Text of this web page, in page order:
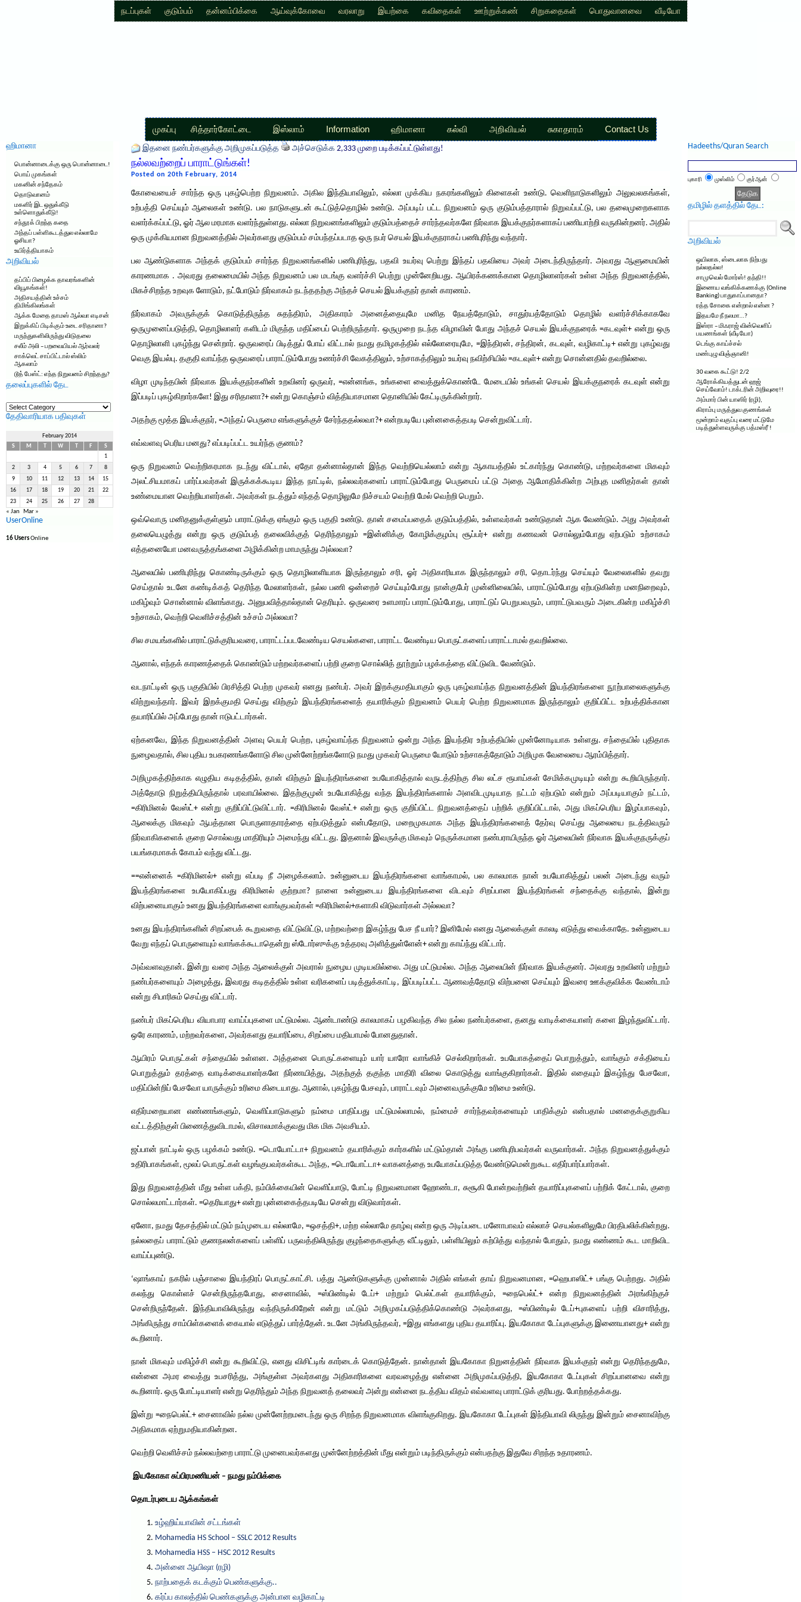
நடப்புகள் குடும்பம் தன்னம்பிக்கை ஆய்வுக்கோவை வரலாறு இயற்கை கவிதைகள் ஊற்றுக்கண் சிறுகதைகள் பொதுவானவை வீடியோ
முகப்பு சித்தார்கோட்டை இஸ்லாம் Information ஹிமானா கல்வி அறிவியல் சுகாதாரம் Contact Us
ஹிமானா
பொன்னாடைக்கு ஒரு பொன்னாடை!
பொய் முகங்கள்
மகனின் சந்தேகம்
தொடுவானம்
மகளிர் இட ஒதுக்கீடு
உள்ளொதுக்கீடு!
சந்தூக் பிறந்த கதை
அந்தப் பள்ளிகூடத்துல எல்லாமே
ஓசியா?
உயிர்த்தியாகம்
அறிவியல்
தப்பிப் பிழைக்க தாவரங்களின்
வியூகங்கள்!
அதிசயத்தின் உச்சம்
திமிங்கிலங்கள்
ஆக்க மேதை தாமஸ் ஆல்வா எடிசன்
இறுக்கிப் பிடிக்கும் உடை சரிதானா?
மருந்துகளிலிருந்து விடுதலை
சலீம் அலி – பறவையியல் ஆர்வலர்
சாக்லெட் சாப்பிட்டால் ஸ்லிம்
ஆகலாம்
டூத் பேஸ்ட்: எந்த நிறுவனம் சிறந்தது?
தலைப்புகளில் தேட
தலைப்புகளில்
தேட
தேதிவாரியாக பதிவுகள்
February 2014
S
M W F
S
1
2 3 4 5 6 7 8
9 10 11 12 13 14 15
16 17 18 19 20 21 22
23 24 25 26 27 28
« Jan Mar »
UserOnline
16 UsersOnline
இதனை நண்பர்களுக்கு அறிமுகப்படுத்த அச்செடுக்க 2,333 முறை படிக்கப்பட்டுள்ளது!
நல்லவற்றைப் பாராட்டுங்கள்!
Posted on 20th February, 2014
கோவையைச் சார்ந்த ஒரு புகழ்பெற்ற நிறுவனம். அகில இந்தியாவிலும், எல்லா முக்கிய நகரங்களிலும் கிளைகள் உண்டு. வெளிநாடுகளிலும் அலுவலகங்கள்,
உற்பத்தி செய்யும் ஆலைகள் உண்டு. பல நாடுகளுடன் கூட்டுத்தொழில் உண்டு. அப்படிப் பட்ட நிறுவனம் ஒரு குடும்பத்தாரால் நிறுவப்பட்டு, பல தலைமுறைகளாக
வளர்க்கப்பட்டு, ஓர் ஆல மரமாக வளர்ந்துள்ளது. எல்லா நிறுவனங்களிலும் குடும்பத்தைச் சார்ந்தவர்களே நிர்வாக இயக்குநர்களாகப் பணியாற்றி வருகின்றனர். அதில்
ஒரு முக்கியமான நிறுவனத்தில் அவர்களது குடும்பம் சம்பந்தப்படாத ஒரு நபர் செயல் இயக்குநராகப் பணிபுரிந்து வந்தார்.
பல ஆண்டுகளாக அந்தக் குடும்பம் சார்ந்த நிறுவனங்களில் பணிபுரிந்து, பதவி உயர்வு பெற்று இந்தப் பதவியை அவர் அடைந்திருந்தார். அவரது ஆளுமையின்
காரணமாக . அவரது தலைமையில் அந்த நிறுவனம் பல மடங்கு வளர்ச்சி பெற்று முன்னேறியது. ஆயிரக்கணக்கான தொழிலாளர்கள் உள்ள அந்த நிறுவனத்தில்,
மிகச்சிறந்த உறவுக ளோடும், நட்போடும் நிர்வாகம் நடந்ததற்கு அந்தச் செயல் இயக்குநர் தான் காரணம்.
நிர்வாகம் அவருக்குக் கொடுத்திருந்த சுதந்திரம், அதிகாரம் அனைத்தையுமே மனித நேயத்தோடும், சாதுர்யத்தோடும் தொழில் வளர்ச்சிக்காகவே
ஒருமுனைப்படுத்தி, தொழிலாளர் களிடம் மிகுந்த மதிப்பைப் பெற்றிருந்தார். ஒருமுறை நடந்த விழாவின் போது அந்தச் செயல் இயக்குநரைக் =கடவுள்+ என்று ஒரு
தொழிலாளி புகழ்ந்து சென்றார். ஒருவரைப் பிடித்துப் போய் விட்டால் நமது தமிழகத்தில் எல்லோரையுமே, =இந்திரன், சந்திரன், கடவுள், வழிகாட்டி+ என்று புகழ்வது
வெகு இயல்பு. தகுதி வாய்ந்த ஒருவரைப் பாராட்டும்போது உணர்ச்சி வேகத்திலும், உற்சாகத்திலும் உயர்வு நவிற்சியில் =கடவுள்+ என்று சொன்னதில் தவறில்லை.
விழா முடிந்தபின் நிர்வாக இயக்குநர்களின் உறவினர் ஒருவர், =என்னங்க, உங்களை வைத்துக்கொண்டே மேடையில் உங்கள் செயல் இயக்குநரைக் கடவுள் என்று
இப்படிப் புகழ்கிறார்களே! இது சரிதானா?+ என்று கொஞ்சம் வித்தியாசமான தொனியில் கேட்டிருக்கின்றார்.
அதற்கு மூத்த இயக்குநர், =அந்தப் பெருமை எங்களுக்குச் சேர்ந்ததல்லவா?+ என்றபடியே புன்னகைத்தபடி சென்றுவிட்டார்.
எவ்வளவு பெரிய மனது? எப்படிப்பட்ட உயர்ந்த குணம்?
ஒரு நிறுவனம் வெற்றிகரமாக நடந்து விட்டால், ஏதோ தன்னால்தான் இந்த வெற்றியெல்லாம் என்று ஆகாயத்தில் உட்கார்ந்து கொண்டு, மற்றவர்களை மிகவும்
அலட்சியமாகப் பார்ப்பவர்கள் இருக்கக்கூடிய இந்த நாட்டில், நல்லவர்களைப் பாராட்டும்போது பெருமைப் பட்டு அதை ஆமோதிக்கின்ற அற்புத மனிதர்கள் தான்
உண்மையான வெற்றியாளர்கள். அவர்கள் நடத்தும் எந்தத் தொழிலுமே நிச்சயம் வெற்றி மேல் வெற்றி பெறும்.
ஒவ்வொரு மனிதனுக்குள்ளும் பாராட்டுக்கு ஏங்கும் ஒரு பகுதி உண்டு. தான் சமைப்பதைக் குடும்பத்தில், உள்ளவர்கள் உண்டுதான் ஆக வேண்டும். அது அவர்கள்
தலையெழுத்து என்று ஒரு குடும்பத் தலைவிக்குத் தெரிந்தாலும் =இன்னிக்கு கோழிக்குழம்பு சூப்பர்+ என்று கணவன் சொல்லும்போது ஏற்படும் உற்சாகம்
எத்தனையோ மனவருத்தங்களை அழிக்கின்ற மாமருந்து அல்லவா?
ஆலையில் பணிபுரிந்து கொண்டிருக்கும் ஒரு தொழிலாளியாக இருந்தாலும் சரி, ஓர் அதிகாரியாக இருந்தாலும் சரி, தொடர்ந்து செய்யும் வேலைகளில் தவறு
செய்தால் உடனே கண்டிக்கத் தெரிந்த மேலாளர்கள், நல்ல பணி ஒன்றைச் செய்யும்போது நான்குபேர் முன்னிலையில், பாராட்டும்போது ஏற்படுகின்ற மனநிறைவும்,
மகிழ்வும் சொன்னால் விளங்காது. அனுபவித்தால்தான் தெரியும். ஒருவரை உளமாரப் பாராட்டும்போது, பாராட்டுப் பெறுபவரும், பாராட்டுபவரும் அடைகின்ற மகிழ்ச்சி
உற்சாகம், வெற்றி வெளிச்சத்தின் உச்சம் அல்லவா?
சில சமயங்களில் பாராட்டுக்குரியவரை, பாராட்டப்படவேண்டிய செயல்களை, பாராட்ட வேண்டிய பொருட்களைப் பாராட்டாமல் தவறில்லை.
ஆனால், எந்தக் காரணத்தைக் கொண்டும் மற்றவர்களைப் பற்றி குறை சொல்லித் தூற்றும் பழக்கத்தை விட்டுவிட வேண்டும்.
வடநாட்டின் ஒரு பகுதியில் பிரசித்தி பெற்ற முகவர் எனது நண்பர். அவர் இறக்குமதியாகும் ஒரு புகழ்வாய்ந்த நிறுவனத்தின் இயந்திரங்களை நூற்பாலைகளுக்கு
விற்றுவந்தார். இவர் இறக்குமதி செய்து விற்கும் இயந்திரங்களைத் தயாரிக்கும் நிறுவனம் பெயர் பெற்ற நிறுவனமாக இருந்தாலும் குறிப்பிட்ட உற்பத்திக்கான
தயாரிப்பில் அப்போது தான் ஈடுபட்டார்கள்.
ஏற்கனவே, இந்த நிறுவனத்தின் அளவு பெயர் பெற்ற, புகழ்வாய்ந்த நிறுவனம் ஒன்று அந்த இயந்திர உற்பத்தியில் முன்னோடியாக உள்ளது. சந்தையில் புதிதாக
நுழைவதால், சில புதிய உபகரணங்களோடு சில முன்னேற்றங்களோடு நமது முகவர் பெருமை யோடும் உற்சாகத்தோடும் அறிமுக வேலையை ஆரம்பித்தார்.
அறிமுகத்திற்காக எழுதிய கடிதத்தில், தான் விற்கும் இயந்திரங்களை உபயோகித்தால் வருடத்திற்கு சில லட்ச ரூபாய்கள் சேமிக்கமுடியும் என்று கூறியிருந்தார்.
அத்தோடு நிறுத்தியிருந்தால் பரவாயில்லை. இதற்குமுன் உபயோகித்து வந்த இயந்திரங்களால் அளவிடமுடியாத நட்டம் ஏற்படும் என்றும் அப்படியாகும் நட்டம்,
=கிரிமினல் வேஸ்ட்+ என்று குறிப்பிட்டுவிட்டார். =கிரிமினல் வேஸ்ட்+ என்று ஒரு குறிப்பிட்ட நிறுவனத்தைப் பற்றிக் குறிப்பிட்டால், அது மிகப்பெரிய இழப்பாகவும்,
ஆலைக்கு மிகவும் ஆபத்தான பொருளாதாரத்தை ஏற்படுத்தும் என்பதோடு, மறைமுகமாக அந்த இயந்திரங்களைத் தேர்வு செய்து ஆலையை நடத்திவரும்
நிர்வாகிகளைக் குறை சொல்வது மாதிரியும் அமைந்து விட்டது. இதனால் இவருக்கு மிகவும் நெருக்கமான நண்பராயிருந்த ஓர் ஆலையின் நிர்வாக இயக்குநருக்குப்
பயங்கரமாகக் கோபம் வந்து விட்டது.
==என்னைக் =கிரிமினல்+ என்று எப்படி நீ அழைக்கலாம். உன்னுடைய இயந்திரங்களை வாங்காமல், பல காலமாக நான் உபயோகித்துப் பலன் அடைந்து வரும்
இயந்திரங்களை உபயோகிப்பது கிரிமினல் குற்றமா? நாளை உன்னுடைய இயந்திரங்களை விடவும் சிறப்பான இயந்திரங்கள் சந்தைக்கு வந்தால், இன்று
விற்பனையாகும் உனது இயந்திரங்களை வாங்குபவர்கள் =கிரிமினல்+களாகி விடுவார்கள் அல்லவா?
உனது இயந்திரங்களின் சிறப்பைக் கூறுவதை விட்டுவிட்டு, மற்றவற்றை இகழ்ந்து பேச நீ யார்? இனிமேல் எனது ஆலைக்குள் காலடி எடுத்து வைக்காதே. உன்னுடைய
வேறு எந்தப் பொருளையும் வாங்கக்கூடாதென்று ஸ்டோர்ஸுக்கு உத்தரவு அளித்துள்ளேன்+ என்று காய்ந்து விட்டார்.
அவ்வளவுதான். இன்று வரை அந்த ஆலைக்குள் அவரால் நுழைய முடியவில்லை. அது மட்டுமல்ல. அந்த ஆலையின் நிர்வாக இயக்குனர். அவரது உறவினர் மற்றும்
நண்பர்களையும் அழைத்து, இவரது கடிதத்தில் உள்ள வரிகளைப் படித்துக்காட்டி, இப்படிப்பட்ட ஆணவத்தோடு விற்பனை செய்யும் இவரை ஊக்குவிக்க வேண்டாம்
என்று சிபாரிசும் செய்து விட்டார்.
நண்பர் மிகப்பெரிய வியாபார வாய்ப்புகளை மட்டுமல்ல. ஆண்டாண்டு காலமாகப் பழகிவந்த சில நல்ல நண்பர்களை, தனது வாடிக்கையாளர் களை இழந்துவிட்டார்.
ஒரே காரணம், மற்றவர்களை, அவர்களது தயாரிப்பை, சிறப்பை மதியாமல் போனதுதான்.
ஆயிரம் பொருட்கள் சந்தையில் உள்ளன. அத்தனை பொருட்களையும் யார் யாரோ வாங்கிச் செல்கிறார்கள். உபயோகத்தைப் பொறுத்தும், வாங்கும் சக்தியைப்
பொறுத்தும் தரத்தை வாடிக்கையாளர்களே நிர்ணயித்து, அதற்குத் தகுந்த மாதிரி விலை கொடுத்து வாங்குகிறார்கள். இதில் எதையும் இகழ்ந்து பேசவோ,
மதிப்பின்றிப் பேசவோ யாருக்கும் உரிமை கிடையாது. ஆனால், புகழ்ந்து பேசவும், பாராட்டவும் அனைவருக்குமே உரிமை உண்டு.
எதிர்மறையான எண்ணங்களும், வெளிப்பாடுகளும் நம்மை பாதிப்பது மட்டுமல்லாமல், நம்மைச் சார்ந்தவர்களையும் பாதிக்கும் என்பதால் மனதைக்குறுகிய
வட்டத்திற்குள் பிணைத்துவிடாமல், விசாலமாக்குவது மிக மிக அவசியம்.
ஜப்பான் நாட்டில் ஒரு பழக்கம் உண்டு. =டொயோட்டா+ நிறுவனம் தயாரிக்கும் கார்களில் மட்டும்தான் அங்கு பணிபுரிபவர்கள் வருவார்கள். அந்த நிறுவனத்துக்கும்
உதிரிபாகங்கள், மூலப் பொருட்கள் வழங்குபவர்கள்கூட அந்த, =டொயோட்டா+ வாகனத்தை உபயோகப்படுத்த வேண்டுமென்றுகூட எதிர்பார்ப்பார்கள்.
இது நிறுவனத்தின் மீது உள்ள பக்தி, நம்பிக்கையின் வெளிப்பாடு, போட்டி நிறுவனமான ஹோண்டா, சுசூகி போன்றவற்றின் தயாரிப்புகளைப் பற்றிக் கேட்டால், குறை
சொல்லமாட்டார்கள். =தெரியாது+ என்று புன்னகைத்தபடியே சென்று விடுவார்கள்.
ஏனோ, நமது தேசத்தில் மட்டும் நம்முடைய எல்லாமே, =ஒசத்தி+, மற்ற எல்லாமே தாழ்வு என்ற ஒரு அடிப்படை மனோபாவம் எல்லாச் செயல்களிலுமே பிரதிபலிக்கின்றது.
நல்லதைப் பாராட்டும் குணநலன்களைப் பள்ளிப் பருவத்திலிருந்து குழந்தைகளுக்கு வீட்டிலும், பள்ளியிலும் கற்பித்து வந்தால் போதும், நமது எண்ணம் கூட மாறிவிட
வாய்ப்புண்டு.
‘ஷாங்காய் நகரில் பஞ்சாலை இயந்திரப் பொருட்காட்சி. பத்து ஆண்டுகளுக்கு முன்னால் அதில் எங்கள் தாய் நிறுவனமான, =ஹெபாஸிட்+ பங்கு பெற்றது. அதில்
கலந்து கொள்ளச் சென்றிருந்தபோது, சைனாவில், =ஸ்பிண்டில் டேப்+ மற்றும் பெல்ட்கள் தயாரிக்கும், =நைபெல்ட்+ என்ற நிறுவனத்தின் அரங்கிற்குச்
சென்றிருந்தேன். இந்தியாவிலிருந்து வந்திருக்கிறேன் என்று மட்டும் அறிமுகப்படுத்திக்கொண்டு அவர்களது, =ஸ்பிண்டில் டேப்+புகளைப் பற்றி விசாரித்து,
அங்கிருந்து சாம்பிள்களைக் கையால் எடுத்துப் பார்த்தேன். உடனே அங்கிருந்தவர், =இது எங்களது புதிய தயாரிப்பு. இயகோகா டேப்புகளுக்கு இணையானது+ என்று
கூறினார்.
நான் மிகவும் மகிழ்ச்சி என்று கூறிவிட்டு, எனது விசிட்டிங் கார்டைக் கொடுத்தேன். நான்தான் இயகோகா நிறுனத்தின் நிர்வாக இயக்குநர் என்று தெரிந்ததுமே,
என்னை அமர வைத்து உபசரித்து, அங்குள்ள அவர்களது அதிகாரிகளை வரவழைத்து என்னை அறிமுகப்படுத்தி, இயகோகா டேப்புகள் சிறப்பானவை என்று
கூறினார். ஒரு போட்டியாளர் என்று தெரிந்தும் அந்த நிறுவனத் தலைவர் அன்று என்னை நடத்திய விதம் எவ்வளவு பாராட்டுக் குரியது. போற்றத்தக்கது.
இன்று =நைபெல்ட்+ சைனாவில் நல்ல முன்னேற்றமடைந்து ஒரு சிறந்த நிறுவனமாக விளங்குகிறது. இயகோகா டேப்புகள் இந்தியாவி லிருந்து இன்றும் சைனாவிற்கு
அதிகமாக ஏற்றுமதியாகின்றன.
வெற்றி வெளிச்சம் நல்லவற்றை பாராட்டு முனைபவர்களது முன்னேற்றத்தின் மீது என்றும் படிந்திருக்கும் என்பதற்கு இதுவே சிறந்த உதாரணம்.
இயகோகா சுப்பிரமணியன் – நமது நம்பிக்கை
தொடர்புடைய ஆக்கங்கள்
உழ்ஹிய்யாவின் சட்டங்கள்
Mohamedia HS School – SSLC 2012 Results
Mohamedia HSS – HSC 2012 Results
அன்னை ஆயிஷா (ரழி)
நாற்பதைக் கடக்கும் பெண்களுக்கு..
கர்ப்ப காலத்தில் பெண்களுக்கு அன்பான வழிகாட்டி
Hadeeths/Quran Search
புகாரி முஸ்லிம் குர்ஆன்
தமிழில் தளத்தில் தேட:
அறிவியல்
ஒயிலாக, ஸ்டைலாக நிற்பது
நல்லதல்ல!
சாமுவெல் மோர்ஸ்! தந்தி!!
இணைய வங்கிக்கணக்கு (Online
Banking) பாதுகாப்பானதா?
ரத்த சோகை என்றால் என்ன ?
இதயமே நீ நலமா…?
இஸ்ரா – மிஃராஜ் வின்வெளிப்
பயணங்கள் (வீடியோ)
டெங்கு காய்ச்சல்
மண்புழு விஞ்ஞானி!
30 வகை கூட்டு! 2/2
ஆரோக்கியத்துடன் ஹஜ்
செய்வோம்! டாக்டரின் அறிவுரை!!
அம்மார் பின் யாஸிர் (ரழி),
கிராம்பு மருத்துவ குணங்கள்
மூன்றாம் வகுப்பு வரை மட்டுமே
படித்துள்ளவருக்கு பத்மஸ்ரீ !